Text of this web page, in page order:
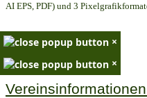
AI EPS, PDF) und 3
×
×